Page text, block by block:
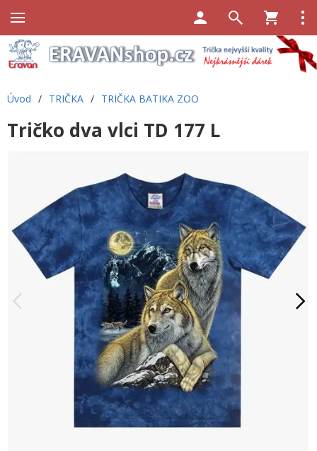
Úvod / TRIČKA / TRIČKA BATIKA ZOO
Tričko dva vlci TD 177 L